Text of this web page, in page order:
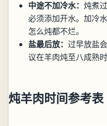
中途不加冷水： 炖煮
必须添加开水。加冷
怎么炖都不烂。
盐最后放： 过早放盐
议在羊肉炖至八成熟
炖羊肉时间参考表